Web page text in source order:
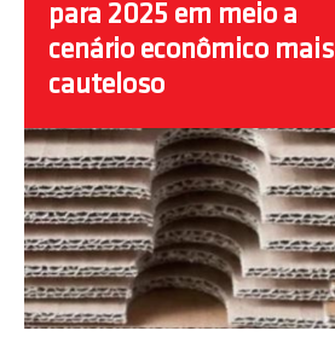
para 2025 em meio a
cenário econômico mais
cauteloso